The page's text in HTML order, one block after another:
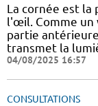
La cornée est
l'œil. Comme un
partie
transmet la
04/08/2025 16:57
CONSULTATIONS